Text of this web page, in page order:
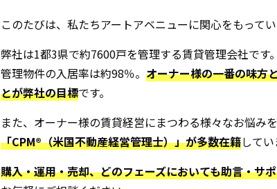
このたびは、私たちアートアベニューに関心をもって
弊社は1都3県で約7600戸を管理する賃貸管理会社です。
管理物件の入居率は約98％。 オーナー様の一番の味方
とが弊社の目標です。
また、オーナー様の賃貸経営にまつわる様々なお悩み
「CPM®（米国不動産経営管理士）」が多数在籍してい
購入・運用・売却、どのフェーズにおいても助言・サ